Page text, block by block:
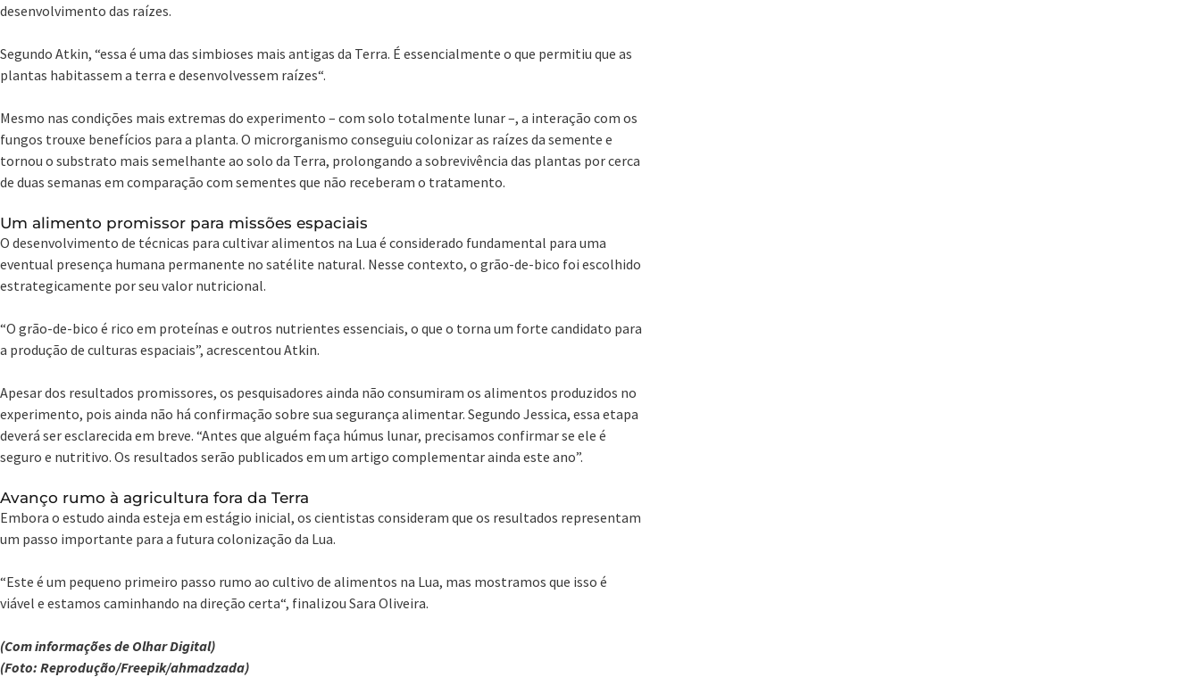
desenvolvimento das raízes.
Segundo Atkin, “essa é uma das simbioses mais antigas da Terra. É essencialmente o que permitiu que as
plantas habitassem a terra e desenvolvessem raízes“.
Mesmo nas condições mais extremas do experimento – com solo totalmente lunar –, a interação com os
fungos trouxe benefícios para a planta. O microrganismo conseguiu colonizar as raízes da semente e
tornou o substrato mais semelhante ao solo da Terra, prolongando a sobrevivência das plantas por cerca
de duas semanas em comparação com sementes que não receberam o tratamento.
Um alimento promissor para missões espaciais
O desenvolvimento de técnicas para cultivar alimentos na Lua é considerado fundamental para uma
eventual presença humana permanente no satélite natural. Nesse contexto, o grão-de-bico foi escolhido
estrategicamente por seu valor nutricional.
“O grão-de-bico é rico em proteínas e outros nutrientes essenciais, o que o torna um forte candidato para
a produção de culturas espaciais”, acrescentou Atkin.
Apesar dos resultados promissores, os pesquisadores ainda não consumiram os alimentos produzidos no
experimento, pois ainda não há confirmação sobre sua segurança alimentar. Segundo Jessica, essa etapa
deverá ser esclarecida em breve. “Antes que alguém faça húmus lunar, precisamos confirmar se ele é
seguro e nutritivo. Os resultados serão publicados em um artigo complementar ainda este ano”.
Avanço rumo à agricultura fora da Terra
Embora o estudo ainda esteja em estágio inicial, os cientistas consideram que os resultados representam
um passo importante para a futura colonização da Lua.
“Este é um pequeno primeiro passo rumo ao cultivo de alimentos na Lua, mas mostramos que isso é
viável e estamos caminhando na direção certa“, finalizou Sara Oliveira.
(Com informações de Olhar Digital)
(Foto: Reprodução/Freepik/ahmadzada)